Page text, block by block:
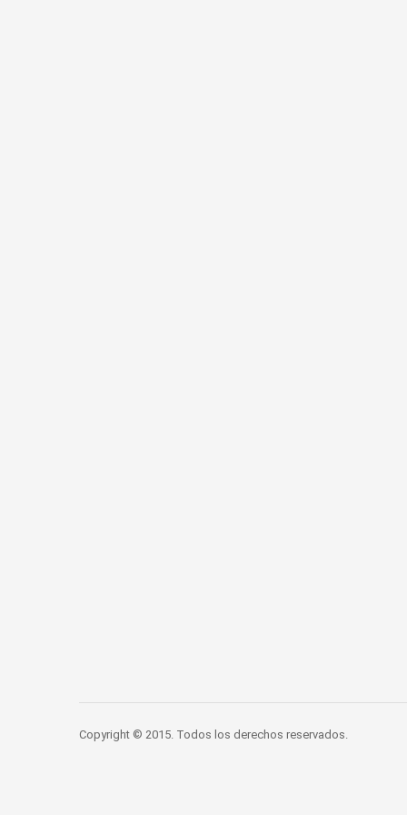
Copyright © 2015. Todos los derechos reservados.